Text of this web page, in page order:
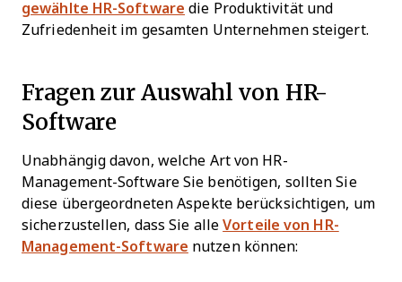
gewählte HR-Software die Produktivität und
Zufriedenheit im gesamten Unternehmen steigert.
Fragen zur Auswahl von HR-
Software
Unabhängig davon, welche Art von HR-
Management-Software Sie benötigen, sollten Sie
diese übergeordneten Aspekte berücksichtigen, um
sicherzustellen, dass Sie alleVorteile von HR-
Management-Software nutzen können: